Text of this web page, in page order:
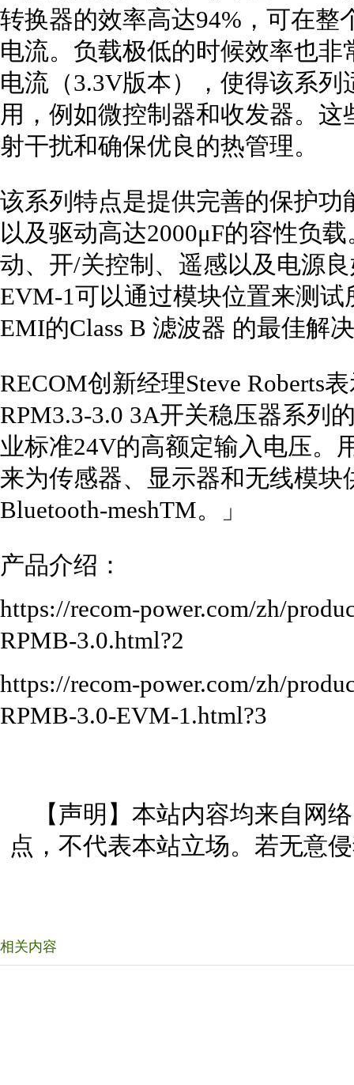
转换器的效率高达94%，可在
电流。负载极低的时候效率也
电流（3.3V版本），使得该系
用，例如微控制器和收发器。
射干扰和确保优良的热管理。
该系列特点是提供完善的保护功
以及驱动高达2000μF的容性负
动、开/关控制、遥感以及电源
EVM-1可以通过模块位置来测
EMI的Class B 滤波器 的最佳解
RECOM创新经理Steve Roberts
RPM3.3-3.0 3A开关稳压器系列
业标准24V的高额定输入电压。
来为传感器、显示器和无线模块
Bluetooth-meshTM。」
产品介绍：
https://recom-power.com/zh/
RPMB-3.0.html?2
https://recom-power.com/zh/
RPMB-3.0-EVM-1.html?3
【声明】本站内容均来自网
点，不代表本站立场。若无意
相关内容